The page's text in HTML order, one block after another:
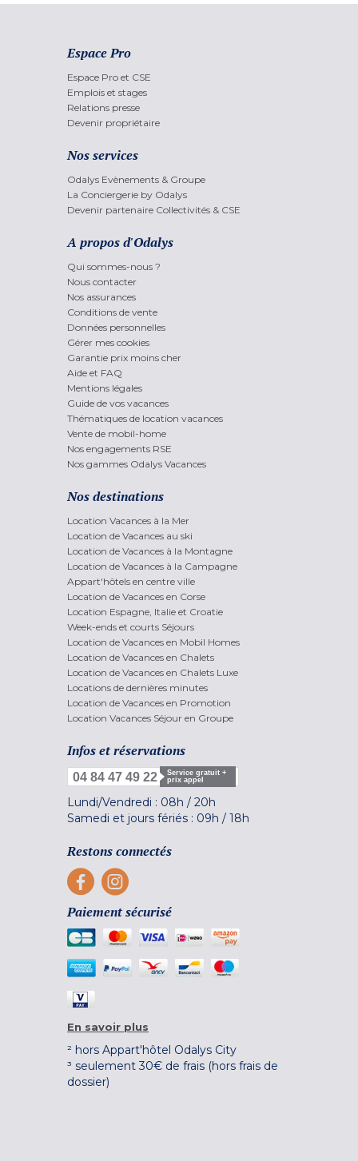
Espace Pro
Espace Pro et CSE
Emplois et stages
Relations presse
Devenir propriétaire
Nos services
Odalys Evènements & Groupe
La Conciergerie by Odalys
Devenir partenaire Collectivités & CSE
A propos d'Odalys
Qui sommes-nous ?
Nous contacter
Nos assurances
Conditions de vente
Données personnelles
Gérer mes cookies
Garantie prix moins cher
Aide et FAQ
Mentions légales
Guide de vos vacances
Thématiques de location vacances
Vente de mobil-home
Nos engagements RSE
Nos gammes Odalys Vacances
Nos destinations
Location Vacances à la Mer
Location de Vacances au ski
Location de Vacances à la Montagne
Location de Vacances à la Campagne
Appart'hôtels en centre ville
Location de Vacances en Corse
Location Espagne, Italie et Croatie
Week-ends et courts Séjours
Location de Vacances en Mobil Homes
Location de Vacances en Chalets
Location de Vacances en Chalets Luxe
Locations de dernières minutes
Location de Vacances en Promotion
Location Vacances Séjour en Groupe
Infos et réservations
04 84 47 49 22
Service gratuit +
prix appel
Lundi/Vendredi : 08h / 20h
Samedi et jours fériés : 09h / 18h
Restons connectés
Paiement sécurisé
En savoir plus
² hors Appart'hôtel Odalys City
³ seulement 30€ de frais (hors frais de
dossier)